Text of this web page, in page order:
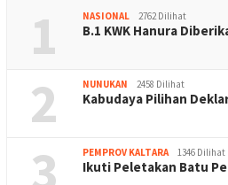
1 NASIONAL 2762 Dilihat
B.1 KWK Hanura
2 NUNUKAN 2458 Dilihat
Kabudaya Pilihan
3 PEMPROV KALTARA 1346 Dilihat
Ikuti Peletakan Batu